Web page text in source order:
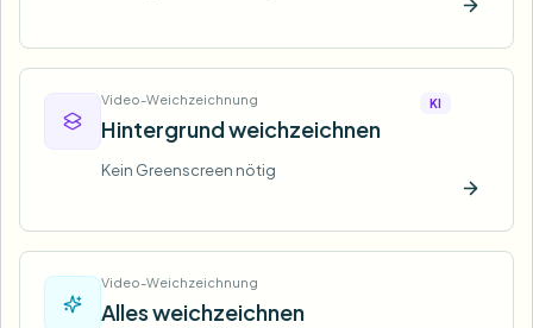
Jetzt
Video-Weichzeichnung
Hintergrund weichzeichnen
KI
Kein Greenscreen nötig
Jetzt
Video-Weichzeichnung
Alles weichzeichnen